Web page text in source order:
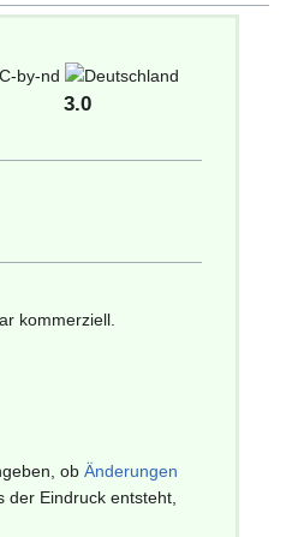
3.0
kommerziell.
obÄnderungen
Eindruck entsteht,